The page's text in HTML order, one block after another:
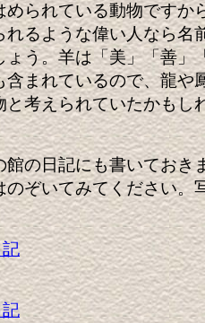
られている動物ですか
るような偉い人なら名
ょう。羊は「美」「善」
まれているので、龍や
考えられていたかもし
の日記にも書いておき
ぞいてみてください。